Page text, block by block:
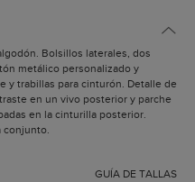
Bolsillos laterales, dos
metálico personalizado y
y trabillas para cinturón. Detalle de
en un vivo posterior y parche
en la cinturilla posterior.
conjunto.
GUÍA DE TALLAS